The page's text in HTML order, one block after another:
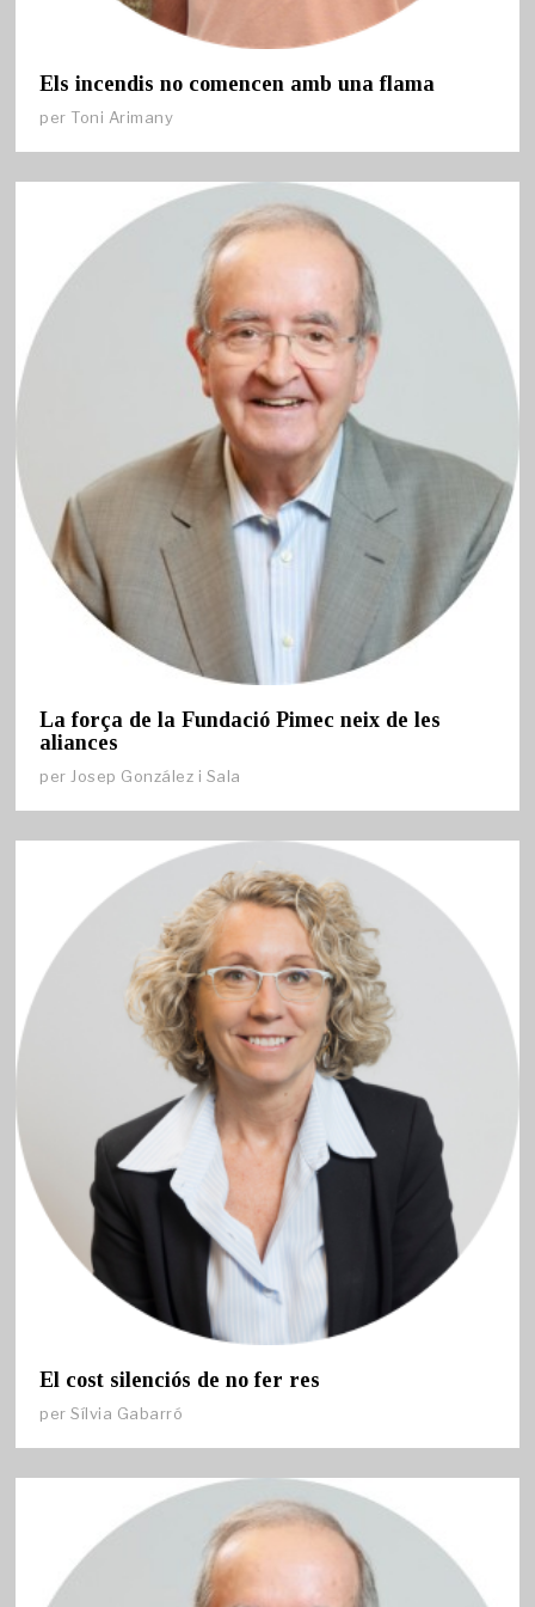
Els incendis no comencen amb una flama
per Toni Arimany
La força de la Fundació Pimec neix de les
aliances
perJosep González i Sala
El cost silenciós de no fer res
perSílvia Gabarró